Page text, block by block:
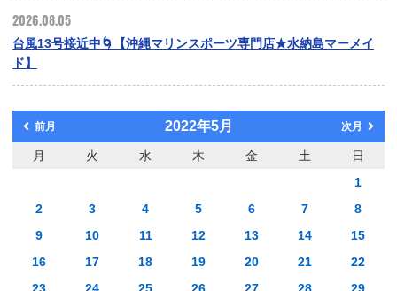
2026.08.05
台風13号接近中🌀【沖縄マリンスポーツ専門店★水納島マーメイ
ド】
前月 2022年5月 次月
月 火 水 木 金 土
日
1
2
3 4 5 6 7
8
9
10 11 12 13 14
15
16
17 18 19 20 21
22
23
24 25 26 27 28 29